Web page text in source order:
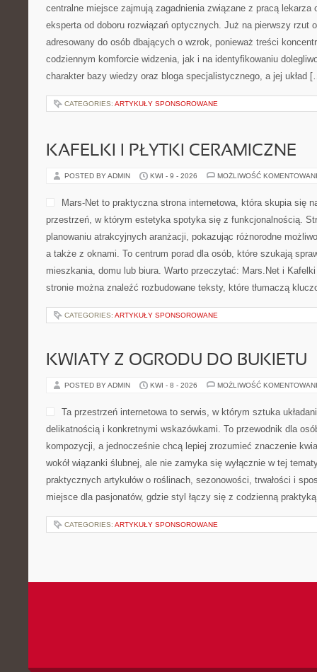
centralne miejsce zajmują zagadnienia związane z pracą lekarza
eksperta od doboru rozwiązań optycznych. Już na pierwszy rzut
adresowany do osób dbających o wzrok, ponieważ treści
codziennym komforcie widzenia, jak i na identyfikowaniu
charakter bazy wiedzy oraz bloga specjalistycznego, a jej układ
CATEGORIES: ARTYKUŁY SPONSOROWANE
KAFELKI I PŁYTKI CERAMICZNE
POSTED BY ADMIN KWI - 9 - 2026 MOŻLIWOŚĆ
Mars-Net to praktyczna strona internetowa, która skupia się
przestrzeń, w którym estetyka spotyka się z funkcjonalnością.
planowaniu atrakcyjnych aranżacji, pokazując różnorodne
a także z oknami. To centrum porad dla osób, które szukają
mieszkania, domu lub biura. Warto przeczytać: Mars.Net i
stronie można znaleźć rozbudowane teksty, które tłumaczą
CATEGORIES: ARTYKUŁY SPONSOROWANE
KWIATY Z OGRODU DO BUKIETU
POSTED BY ADMIN KWI - 8 - 2026 MOŻLIWOŚĆ
Ta przestrzeń internetowa to serwis, w którym sztuka
delikatnością i konkretnymi wskazówkami. To przewodnik dla
kompozycji, a jednocześnie chcą lepiej zrozumieć znaczenie
wokół wiązanki ślubnej, ale nie zamyka się wyłącznie w tej
praktycznych artykułów o roślinach, sezonowości, trwałości i
miejsce dla pasjonatów, gdzie styl łączy się z codzienną
CATEGORIES: ARTYKUŁY SPONSOROWANE